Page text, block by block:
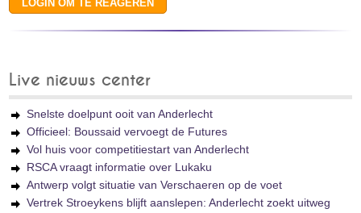
Live nieuws center
Snelste doelpunt ooit van Anderlecht
Officieel: Boussaid vervoegt de Futures
Vol huis voor competitiestart van Anderlecht
RSCA vraagt informatie over Lukaku
Antwerp volgt situatie van Verschaeren op de voet
Vertrek Stroeykens blijft aanslepen: Anderlecht zoekt uitweg